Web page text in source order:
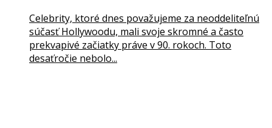
Celebrity, ktoré dnes považujeme za neoddeliteľnú
súčasť Hollywoodu, mali svoje skromné a často
prekvapivé začiatky práve v 90. rokoch. Toto
desaťročie nebolo...